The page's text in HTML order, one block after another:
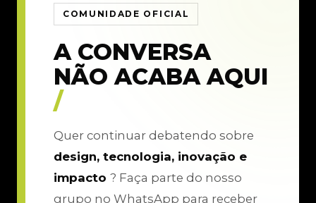
COMUNIDADE OFICIAL
A CONVERSA
NÃO ACABA AQUI
/
Quer continuar debatendo sobre
design, tecnologia, inovação e
impacto ? Faça parte do nosso
grupo no WhatsApp para receber